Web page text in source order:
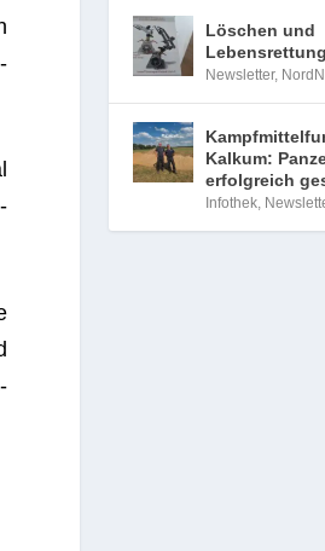
Löschen und
Newsletter,
Kalkum:
erfolgreich
Infothek,